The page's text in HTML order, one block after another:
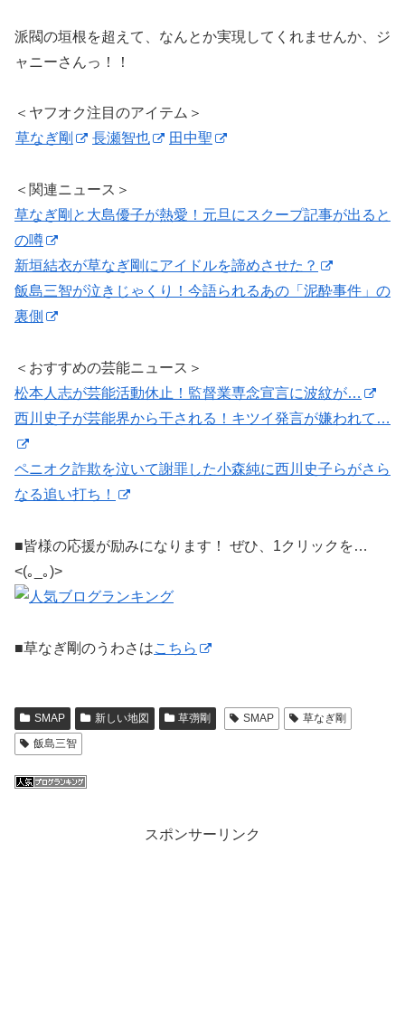
派閥の垣根を超えて、なんとか実現してくれませんか、ジ
ャニーさんっ！！
＜ヤフオク注目のアイテム＞
草なぎ剛
長瀬智也 田中聖
＜関連ニュース＞
草なぎ剛と大島優子が熱愛！元旦にスクープ記事が出ると
の噂
新垣結衣が草なぎ剛にアイドルを諦めさせた？
飯島三智が泣きじゃくり！今語られるあの「泥酔事件」の
裏側
＜おすすめの芸能ニュース＞
松本人志が芸能活動休止！監督業専念宣言に波紋が…
西川史子が芸能界から干される！キツイ発言が嫌われて…
ペニオク詐欺を泣いて謝罪した小森純に西川史子らがさら
なる追い打ち！
■皆様の応援が励みになります！ ぜひ、1クリックを…
<(｡_｡)>
■草なぎ剛のうわさはこちら
SMAP 新しい地図 草彅剛 SMAP
草なぎ剛
飯島三智
スポンサーリンク